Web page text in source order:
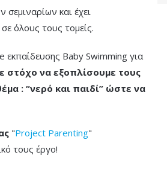
σεμιναρίων και έχει
όλους τους τομείς.
Baby Swimming για
στόχο να εξοπλίσουμε τους
: “νερό και παιδί” ώστε να
"Project Parenting"
τους έργο!